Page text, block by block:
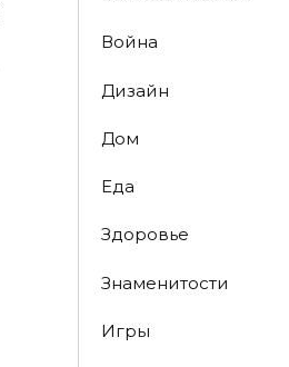
Война
Дизайн
Дом
Еда
Здоровье
Знаменитости
Игры